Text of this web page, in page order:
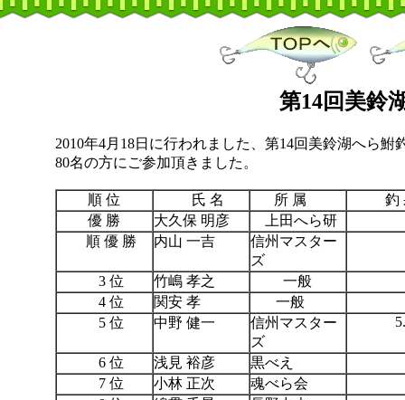
第14回美鈴
2010年4月18日に行われました、第14回美鈴湖へら
80名の方にご参加頂きました。
順 位 氏 名 所 属
釣
優 勝
大久保 明彦
上田へら研
順 優 勝
内山 一吉
信州マスター
ズ
3 位 竹嶋 孝之 一般
4 位
関安 孝 一般
5 位
中野 健一
信州マスター
ズ
6 位 浅見 裕彦 黒べえ
7 位
小林 正次 魂べら会